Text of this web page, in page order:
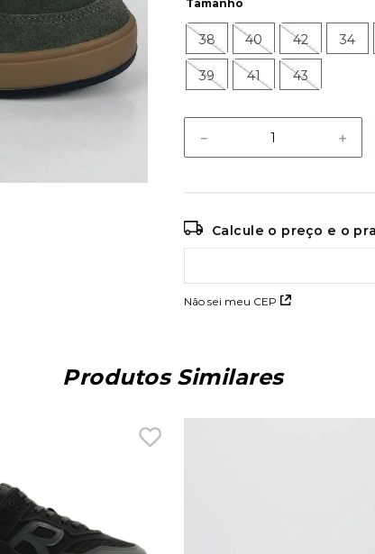
Tamanho
38 40 42 34
39 41 43
＋
－
Calcule o preço e o
Não sei meu CEP
Produtos Similares